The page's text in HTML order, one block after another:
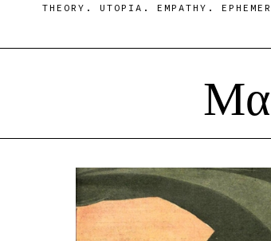
THEORY. UTOPIA. EMPATHY.